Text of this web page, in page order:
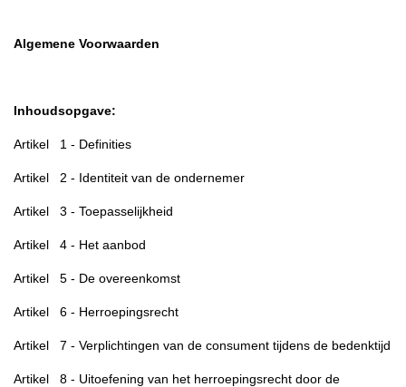
Algemene Voorwaarden
Inhoudsopgave:
Artikel 1 - Definities
Artikel 2 - Identiteit van de ondernemer
Artikel 3 - Toepasselijkheid
Artikel 4 - Het aanbod
Artikel 5 - De overeenkomst
Artikel 6 - Herroepingsrecht
Artikel 7 - Verplichtingen van de consument tijdens de bedenktijd
Artikel 8 - Uitoefening van het herroepingsrecht door de